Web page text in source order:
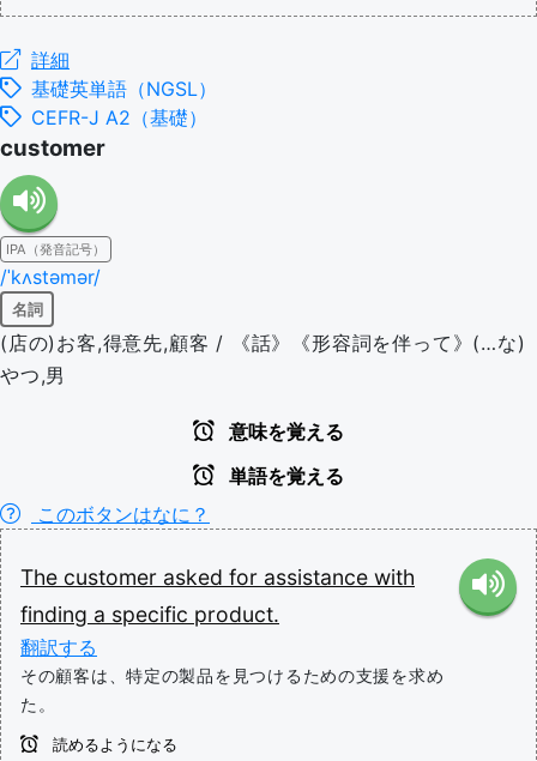
詳細
基礎英単語（NGSL）
CEFR-J A2（基礎）
customer
IPA（発音記号）
/ˈkʌstəmər/
名詞
(店の)お客,得意先,顧客 / 《話》《形容詞を伴って》(…な)
やつ,男
意味を覚える
単語を覚える
このボタンはなに？
The customer asked for assistance with
finding a specific product.
翻訳する
その顧客は、特定の製品を見つけるための支援を求め
た。
読めるようになる